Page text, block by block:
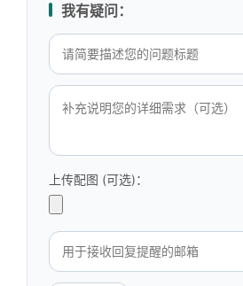
我有疑问：
上传配图 (可选)：